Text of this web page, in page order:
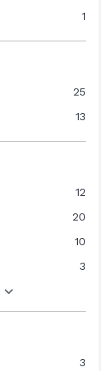
1
25
13
12
20
10
3
3